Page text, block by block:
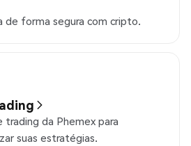
de forma segura com cripto.
trading da Phemex para
suas estratégias.